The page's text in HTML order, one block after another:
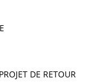
DE RETOUR